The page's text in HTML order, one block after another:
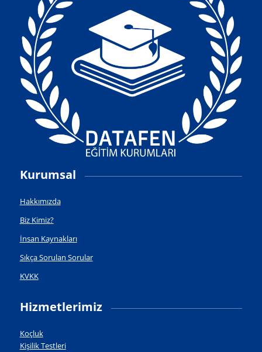
Kurumsal
Hakkımızda
Biz Kimiz?
İnsan Kaynakları
Sıkça Sorulan Sorular
KVKK
Hizmetlerimiz
Koçluk
Kişilik Testleri